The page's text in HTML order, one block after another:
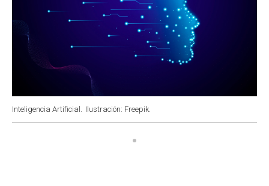
Inteligencia Artificial. Ilustración: Freepik.